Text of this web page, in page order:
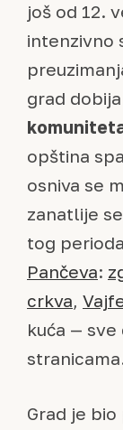
još od 12.
intenzivno
grad
opština
osniva se
zanatlije
tog
Pančeva:
crkva,
kuća —
Grad je